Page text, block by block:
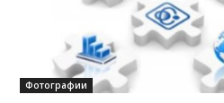
Фотографии